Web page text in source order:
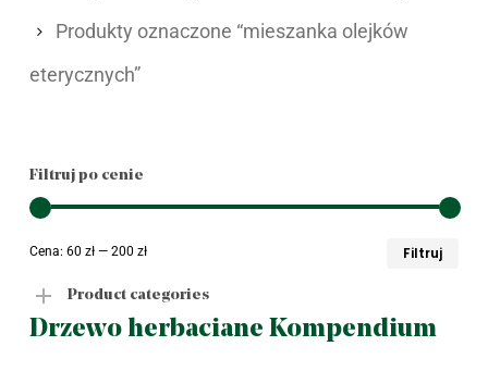
Produkty oznaczone “mieszanka olejków
eterycznych”
Filtruj po cenie
Filtruj
Cena: 60 zł— 200 zł
Product categories
Drzewo herbaciane Kompendium